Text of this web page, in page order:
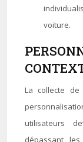
voiture.
La collecte
utilisateurs
dépassant